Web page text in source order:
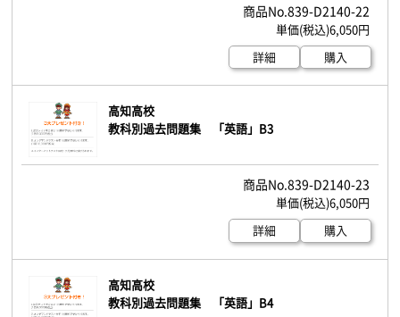
839-D2140-22
6,050円
詳細
購入
高知高校
教科別過去問題集 「英語」B3
839-D2140-23
6,050円
詳細
購入
高知高校
教科別過去問題集 「英語」B4